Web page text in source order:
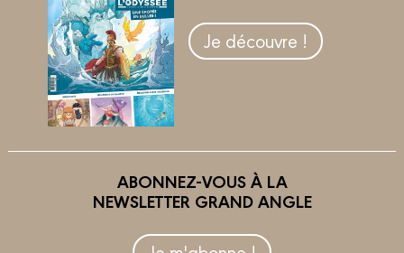
Je découvre !
ABONNEZ-VOUS À LA
NEWSLETTER GRAND ANGLE